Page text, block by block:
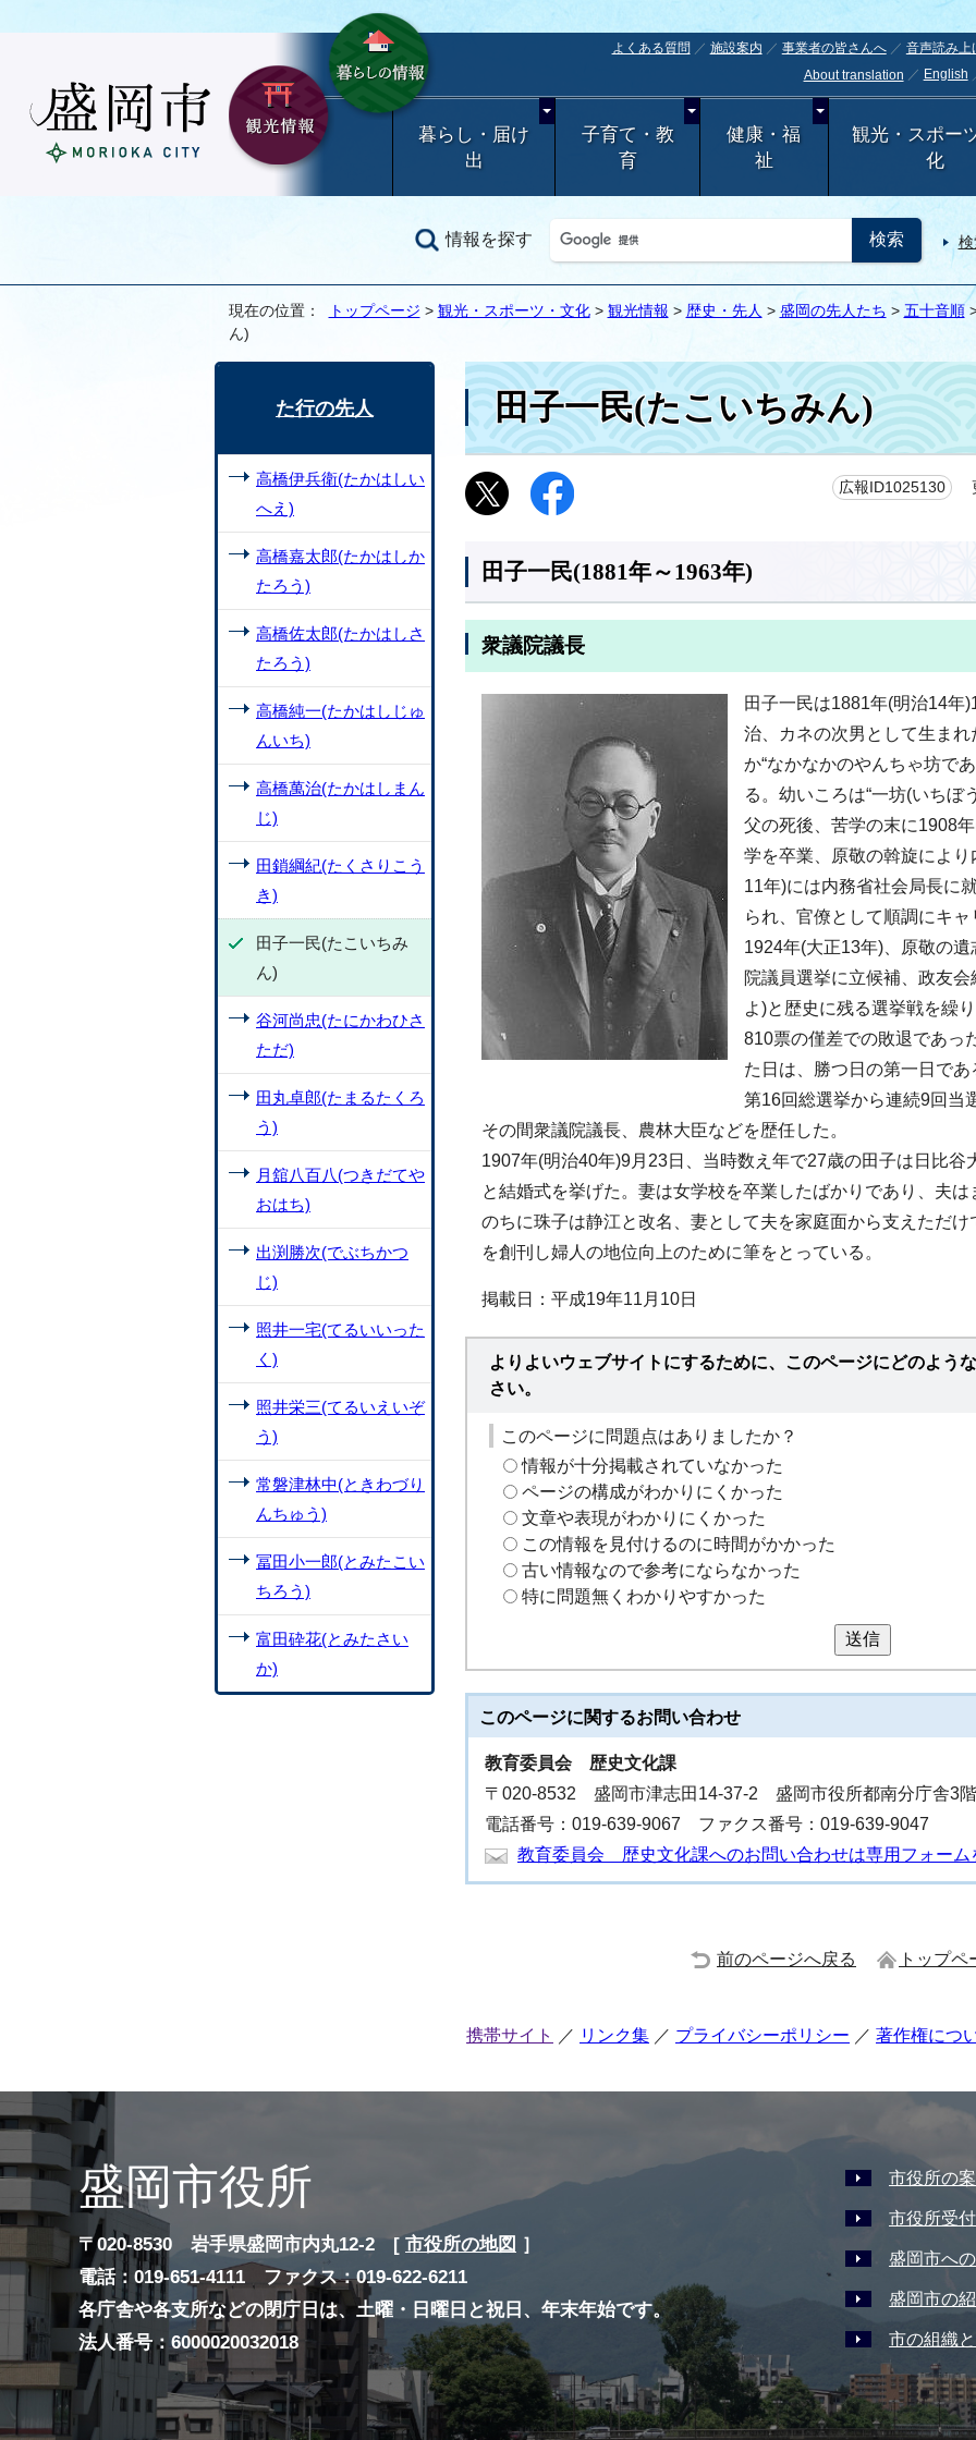
よくある質問 施設案内 事業者の皆さんへ 音声読み上
About translation
English
暮らし・届け
出
子育て・教
育
健康・福
祉
観光・スポー
化
情報を探す
現在の位置： トップページ > 観光・スポーツ・文化> 観光情報 > 歴史・先人 > 盛岡の先人たち > 五十音順
ん)
田子一民(たこいちみん)
広報ID1025130
田子一民(1881年～1963年)
衆議院議長
田子一民は1881年(明治14年
治、カネの次男として生ま
か“なかなかのやんちゃ坊で
る。幼いころは“一坊(いちぼ
父の死後、苦学の末に1908
学を卒業、原敬の斡旋によ
11年)には内務省社会局長に
られ、官僚として順調にキ
1924年(大正13年)、原敬の
院議員選挙に立候補、政友
よ)と歴史に残る選挙戦を繰
810票の僅差での敗退であっ
た日は、勝つ日の第一日で
第16回総選挙から連続9回当
その間衆議院議長、農林大臣などを歴任した。
1907年(明治40年)9月23日、当時数え年で27歳の田子は日比谷
と結婚式を挙げた。妻は女学校を卒業したばかりであり、夫は
のちに珠子は静江と改名、妻として夫を家庭面から支えただけ
を創刊し婦人の地位向上のために筆をとっている。
掲載日：平成19年11月10日
よりよいウェブサイトにするために、このページにどのよう
さい。
このページに問題点はありましたか？
情報が十分掲載されていなかった
ページの構成がわかりにくかった
文章や表現がわかりにくかった
この情報を見付けるのに時間がかかった
古い情報なので参考にならなかった
特に問題無くわかりやすかった
送信
このページに関するお問い合わせ
教育委員会 歴史文化課
〒020-8532 盛岡市津志田14-37-2 盛岡市役所都南分庁舎3階
電話番号：019-639-9067 ファクス番号：019-639-9047
教育委員会 歴史文化課へのお問い合わせは専用フォーム
た行の先人
高橋伊兵衛(たかはしい
へえ)
高橋嘉太郎(たかはしか
たろう)
高橋佐太郎(たかはしさ
たろう)
高橋純一(たかはしじゅ
んいち)
高橋萬治(たかはしまん
じ)
田鎖綱紀(たくさりこう
き)
田子一民(たこいちみ
ん)
谷河尚忠(たにかわひさ
ただ)
田丸卓郎(たまるたくろ
う)
月舘八百八(つきだてや
おはち)
出渕勝次(でぶちかつ
じ)
照井一宅(てるいいった
く)
照井栄三(てるいえいぞ
う)
常磐津林中(ときわづり
んちゅう)
冨田小一郎(とみたこい
ちろう)
富田砕花(とみたさい
か)
前のページへ戻る トップペ
携帯サイト リンク集 プライバシーポリシー 著作権につ
盛岡市役所
〒020-8530 岩手県盛岡市内丸12-2 [ 市役所の地図 ］
電話：019-651-4111 ファクス：019-622-6211
各庁舎や各支所などの閉庁日は、土曜・日曜日と祝日、年末年始です。
法人番号：6000020032018
市役所の
市役所受
盛岡市へ
盛岡市の
市の組織